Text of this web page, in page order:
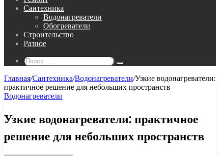
Сантехника
Водонагреватели
Обогреватели
Строительство
Разное
Поиск...
Главная/Сантехника/Водонагреватели/Узкие водонагреватели:
практичное решение для небольших пространств
Водонагреватели
Узкие водонагреватели: практичное
решение для небольших пространств